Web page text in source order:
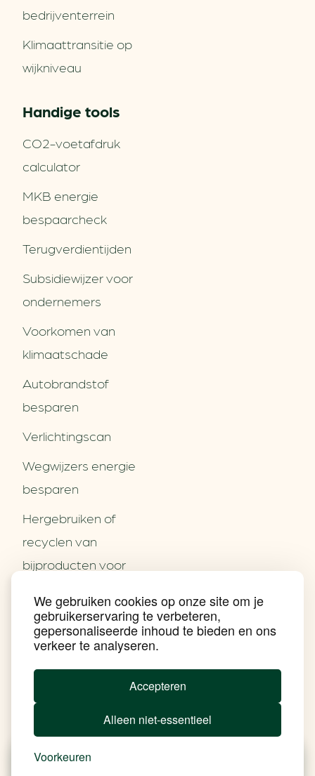
We gebruiken cookies op onze site om je
gebruikerservaring te verbeteren,
gepersonaliseerde inhoud te bieden en ons
verkeer te analyseren.
Accepteren
Alleen niet-essentieel
Voorkeuren
Partners
Contact
Nieuws
Praktijkverhalen
Events
Nieuwsbrief
Achtergrond klimaatverandering
Beprijzing van CO2
Verduurzamen bedrijventerrein
bedrijventerrein
Klimaattransitie op
wijkniveau
Handige tools
CO2-voetafdruk
calculator
MKB energie
bespaarcheck
Terugverdien­tijden
Subsidiewijzer voor
ondernemers
Voorkomen van
klimaatschade
Autobrandstof
besparen
Verlichtingscan
Wegwijzers energie
besparen
Hergebruiken of
recyclen van
bijproducten voor
Energie besparen op
uw PC
Privacy & Disclaimer